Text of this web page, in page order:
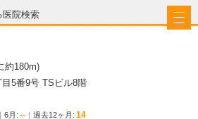
医院検索
約180m)
5番9号 TSビル8階
6月 : -- 過去12ヶ月: 14